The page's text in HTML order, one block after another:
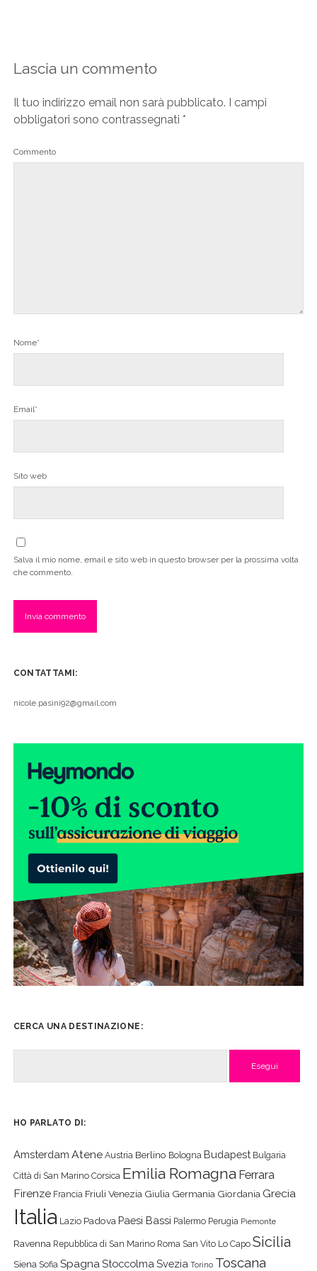
Lascia un commento
Il tuo indirizzo email non sarà pubblicato. I campi
obbligatori sono contrassegnati *
Commento
Nome*
Email*
Sito web
Salva il mio nome, email e sito web in questo browser per la prossima volta
che commento.
CONTATTAMI:
nicole.pasini92@gmail.com
CERCA UNA DESTINAZIONE:
HO PARLATO DI:
Amsterdam Atene Austria Berlino Bologna Budapest Bulgaria
Città di San Marino Corsica Emilia Romagna Ferrara
Firenze Francia Friuli Venezia Giulia Germania Giordania Grecia
Italia Lazio Padova Paesi Bassi Palermo Perugia Piemonte
Ravenna Repubblica di San Marino Roma San Vito Lo Capo Sicilia
Siena Sofia SpagnaStoccolmaSvezia Torino Toscana